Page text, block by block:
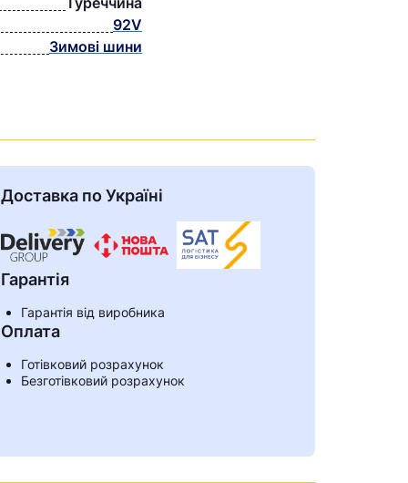
92V
Зимові шини
Доставка по Україні
Гарантія
Гарантія від виробника
Оплата
Готівковий розрахунок
Безготівковий розрахунок